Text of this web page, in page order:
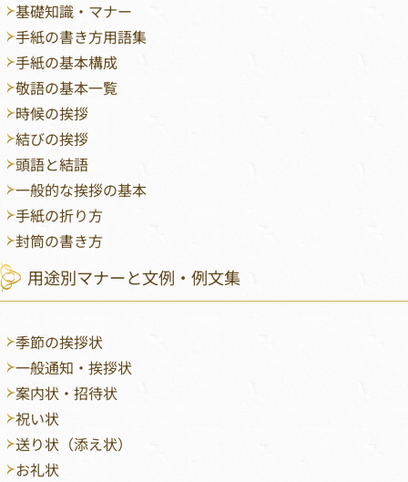
基礎知識・マナー
手紙の書き方用語集
手紙の基本構成
敬語の基本一覧
時候の挨拶
結びの挨拶
頭語と結語
一般的な挨拶の基本
手紙の折り方
封筒の書き方
用途別マナーと文例・例文集
季節の挨拶状
一般通知・挨拶状
案内状・招待状
祝い状
送り状（添え状）
お礼状